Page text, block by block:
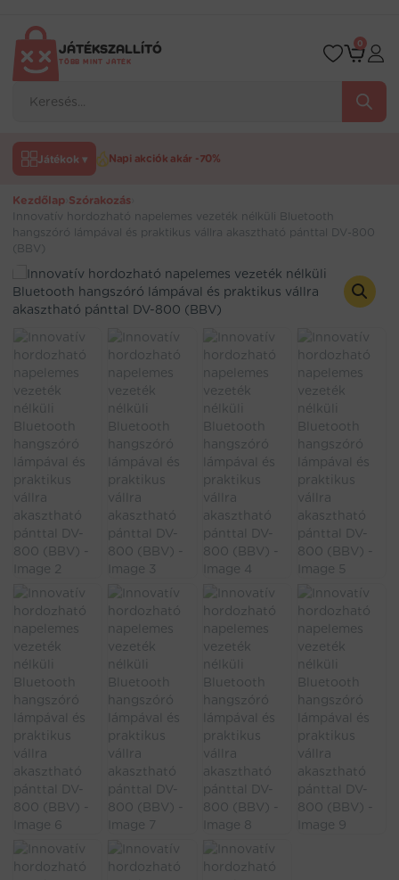
tartalomraJÁTÉKSZALLÍTÓ
TÖBB MINT JÁTÉK
search
0
Játékok ▾ Napi akciók akár -70%
Kezdőlap Szórakozás
Innovatív hordozható napelemes vezeték nélküli Bluetooth
hangszóró lámpával és praktikus vállra akasztható pánttal DV-800
(BBV)